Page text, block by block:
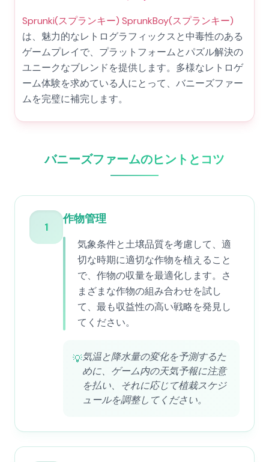
Sprunki(スプランキー) SprunkBoy(スプランキー)
は、魅力的なレトログラフィックスと中毒性のある
ゲームプレイで、プラットフォームとパズル解決の
ユニークなブレンドを提供します。多様なレトロゲ
ーム体験を求めている人にとって、バニーズファー
ムを完璧に補完します。
バニーズファームのヒントとコツ
1
作物管理
気象条件と土壌品質を考慮して、適
切な時期に適切な作物を植えること
で、作物の収量を最適化します。さ
まざまな作物の組み合わせを試し
て、最も収益性の高い戦略を発見し
てください。
💡気温と降水量の変化を予測するた
めに、ゲーム内の天気予報に注意
を払い、それに応じて植栽スケジ
ュールを調整してください。